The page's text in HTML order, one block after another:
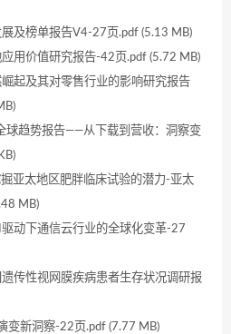
及榜单报告V4-27页.pdf (5.13 MB)
用价值研究报告-42页.pdf (5.72 MB)
起及其对零售行业的影响研究报告
趋势报告——从下载到营收：洞察变
亚太地区肥胖临床试验的潜力-亚太
MB)
动下通信云行业的全球化变革-27
传性视网膜疾病患者生存状况调研报
变新洞察-22页.pdf (7.77 MB)